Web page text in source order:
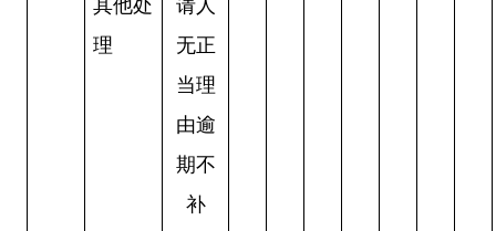
其他处
理
请人
无正
当理
由逾
期不
补